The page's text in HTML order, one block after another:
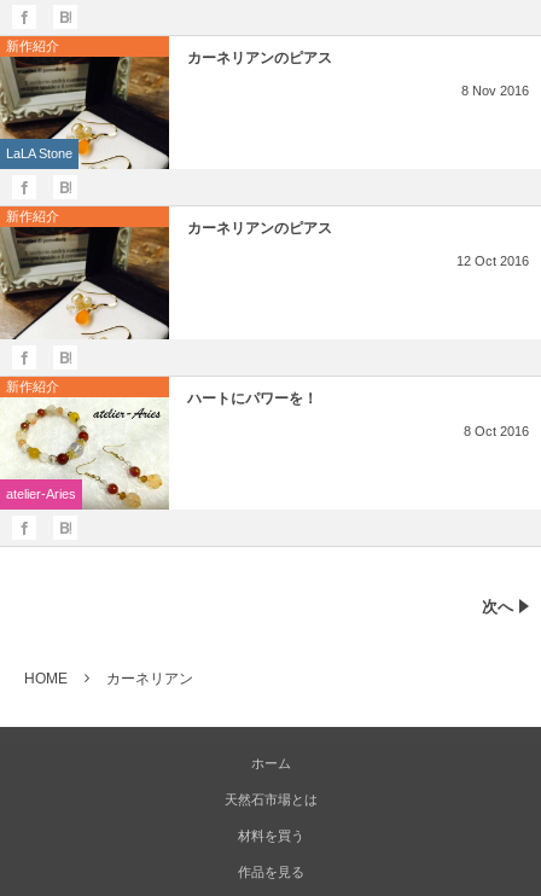
新作紹介
LaLA Stone
カーネリアンのピアス
8 Nov 2016
新作紹介
カーネリアンのピアス
12 Oct 2016
新作紹介
atelier-Aries
ハートにパワーを！
8 Oct 2016
次へ
HOME カーネリアン
ホーム
天然石市場とは
材料を買う
作品を見る